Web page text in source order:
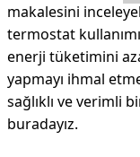
makalesini
termostat
enerji tüketimini
yapmayı ihmal
sağlıklı ve verimli
buradayız.